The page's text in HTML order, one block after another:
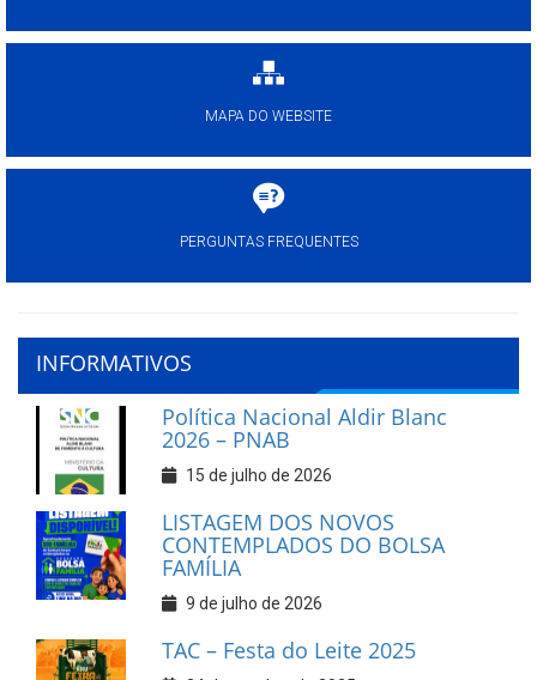
MAPA DO WEBSITE
PERGUNTAS FREQUENTES
INFORMATIVOS
Política Nacional Aldir Blanc
2026 – PNAB
15 de julho de 2026
LISTAGEM DOS NOVOS
CONTEMPLADOS DO BOLSA
FAMÍLIA
9 de julho de 2026
TAC – Festa do Leite 2025